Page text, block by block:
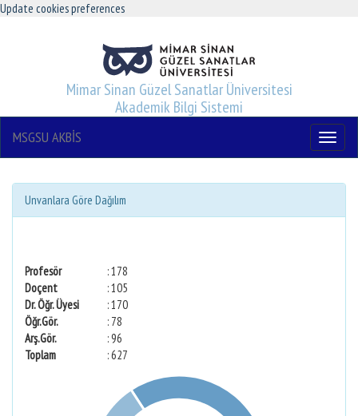
Update cookies preferences
Mimar Sinan Güzel Sanatlar Üniversitesi
Akademik Bilgi Sistemi
Menu
MSGSU AKBİS
Unvanlara Göre Dağılım
Profesör
: 178
Doçent
: 105
Dr. Öğr. Üyesi
: 170
Öğr.Gör.
: 78
Arş.Gör.
: 96
Toplam
: 627